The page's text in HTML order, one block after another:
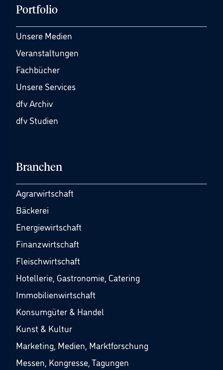
Portfolio
Unsere Medien
Veranstaltungen
Fachbücher
Unsere Services
dfv Archiv
dfv Studien
Branchen
Agrarwirtschaft
Bäckerei
Energiewirtschaft
Finanzwirtschaft
Fleischwirtschaft
Hotellerie, Gastronomie, Catering
Immobilienwirtschaft
Konsumgüter & Handel
Kunst & Kultur
Marketing, Medien, Marktforschung
Messen, Kongresse, Tagungen